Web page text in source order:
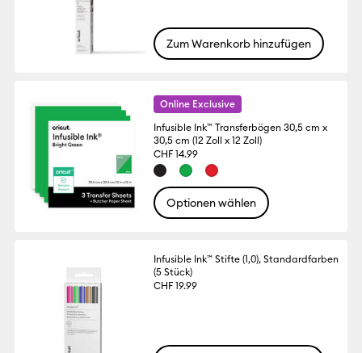
Zum Warenkorb hinzufügen
Online Exclusive
Infusible Ink™ Transferbögen 30,5 cm x
30,5 cm (12 Zoll x 12 Zoll)
CHF 14.99
Optionen wählen
Infusible Ink™ Stifte (1,0), Standardfarben
(5 Stück)
CHF 19.99